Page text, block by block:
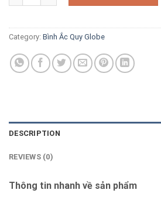
Category: Bình Ắc Quy Globe
DESCRIPTION
REVIEWS (0)
Thông tin nhanh về sản phẩm